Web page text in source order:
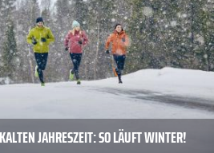
JAHRESZEIT: SO LÄUFT WINTER!